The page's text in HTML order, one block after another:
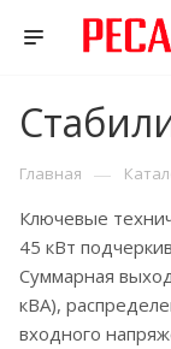
Главная —
Ключевые
45 кВт
Суммарная
кВА),
входного